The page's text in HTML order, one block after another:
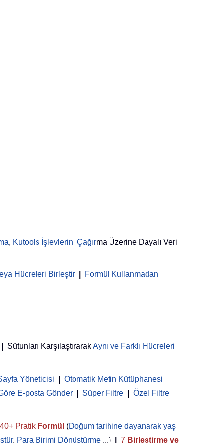
, Kutools İşlevlerini Çağırma Üzerine Dayalı Veri
Hücreleri Birleştir Formül Kullanmadan
Sütunları KarşılaştırarakAynı ve Farklı Hücreleri
Yöneticisi
Otomatik Metin Kütüphanesi
E-posta Gönder
Süper Filtre Özel Filtre
40+ Pratik Formül (Doğum tarihine dayanarak yaş
, Para Birimi Dönüştürme ...) 7 Birleştirme ve